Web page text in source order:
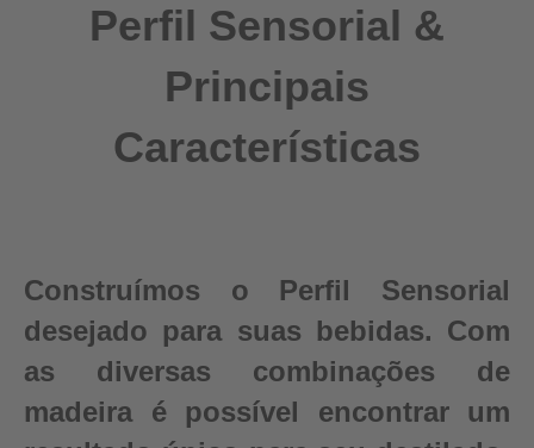
Perfil Sensorial &
Principais
Características
Construímos o Perfil Sensorial
desejado para suas bebidas. Com
as diversas combinações de
madeira é possível encontrar um